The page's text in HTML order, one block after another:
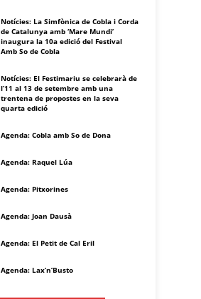
Notícies: La Simfònica de Cobla i Corda
de Catalunya amb ‘Mare Mundi’
inaugura la 10a edició del Festival
Amb So de Cobla
Notícies: El Festimariu se celebrarà de
l’11 al 13 de setembre amb una
trentena de propostes en la seva
quarta edició
Agenda: Cobla amb So de Dona
Agenda: Raquel Lúa
Agenda: Pitxorines
Agenda: Joan Dausà
Agenda: El Petit de Cal Eril
Agenda: Lax’n’Busto